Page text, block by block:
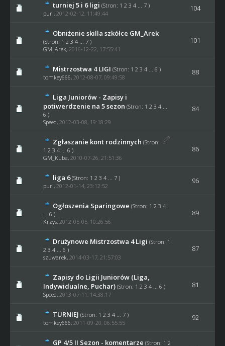
turniej 5 i 6 ligi (Stron: 1 2 3 4 ... 7 )
puri, 2012-02-12, 11:49:44
104
Obniżenie skilla szkółce GM_Arek
(Stron: 1 2 3 4 ... 7 )
GM_Arek, 2016-12-22, 17:55:41
101
Mistrzostwa 4 LIGI (Stron: 1 2 3 4 ... 6 )
tomkey666, 2012-08-07, 09:49:58
88
Liga Juniorów - Zapisy i
potiwerdzenie na 5 sezon (Stron: 1 2 3 4 ...
6 )
Speed, 2012-03-08, 19:18:29
84
Zgłaszanie kont rodzinnych (Stron:
1 2 3 4 ... 6 )
GM_Kuba, 2010-07-26, 21:51:36
86
liga 6 (Stron: 1 2 3 4 ... 7 )
puri, 2012-01-14, 23:12:52
96
Ogłoszenia Sparingowe (Stron: 1 2 3 4
... 6 )
Krzys, 2012-05-05, 10:26:56
89
Drużynowe Mistrzostwa 4 Ligi (Stron: 1
2 3 4 ... 6 )
szuwarek, 2014-03-17, 21:57:03
87
Zapisy do Ligii Juniorów (Liga,
Indywidualne, Puchar) (Stron: 1 2 3 4 ... 6 )
Speed, 2013-07-11, 14:38:17
81
TURNIEJ (Stron: 1 2 3 4 ... 7 )
tomkey666, 2011-09-20, 06:55:55
92
GP 4/5 II Sezon - komentarze (Stron: 1 2